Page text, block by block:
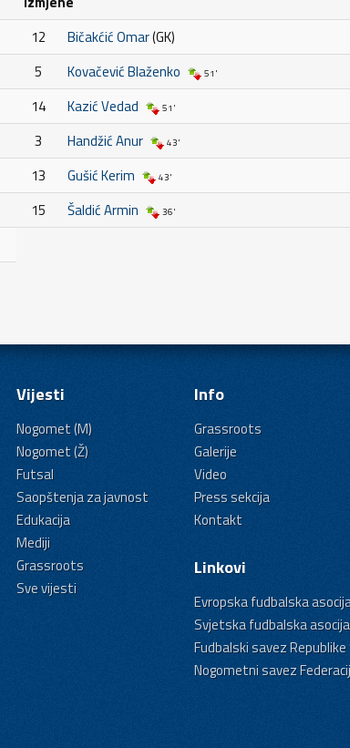
12
Bičakćić Omar(GK)
5
Kovačević Blaženko 51'
14 Kazić Vedad 51'
3 Handžić Anur 43'
13 Gušić Kerim 43'
15 Šaldić Armin 36'
Vijesti
Nogomet (M)
Nogomet (Ž)
Futsal
Saopštenja za javnost
Edukacija
Mediji
Grassroots
Sve vijesti
Info
Grassroots
Galerije
Video
Press sekcija
Kontakt
Linkovi
Evropska fudbalska
Svjetska fudbalska
Fudbalski savez
Nogometni savez